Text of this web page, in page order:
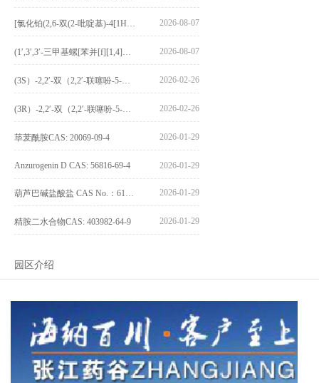
2026-08-07
2026-08-07
2026-02-26
2026-02-26
荜茇酰胺CAS: 20069-09-4 2026-01-29
Anzurogenin D CAS: 56816-69-4 2026-01-29
2026-01-29
精胺二水合物CAS: 403982-64-9 2026-01-29
园区介绍